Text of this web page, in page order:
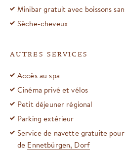
Minibar gratuit avec boissons
Sèche-cheveux
AUTRES SERVICES
Accès au spa
Cinéma privé et vélos
Petit déjeuner régional
Parking extérieur
Service de navette gratuite
de Ennetbürgen, Dorf